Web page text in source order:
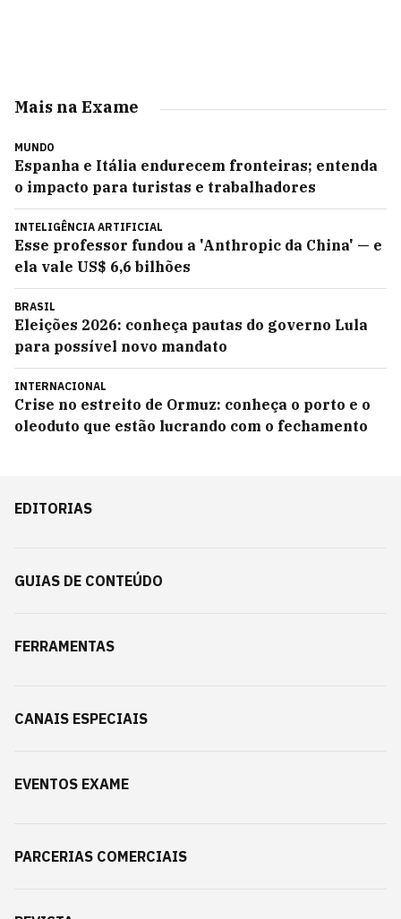
Mais na Exame
MUNDO
Espanha e Itália endurecem fronteiras; entenda
o impacto para turistas e trabalhadores
INTELIGÊNCIA ARTIFICIAL
Esse professor fundou a 'Anthropic da China' — e
ela vale US$ 6,6 bilhões
BRASIL
Eleições 2026: conheça pautas do governo Lula
para possível novo mandato
INTERNACIONAL
Crise no estreito de Ormuz: conheça o porto e o
oleoduto que estão lucrando com o fechamento
EDITORIAS
GUIAS DE CONTEÚDO
FERRAMENTAS
CANAIS ESPECIAIS
EVENTOS EXAME
PARCERIAS COMERCIAIS